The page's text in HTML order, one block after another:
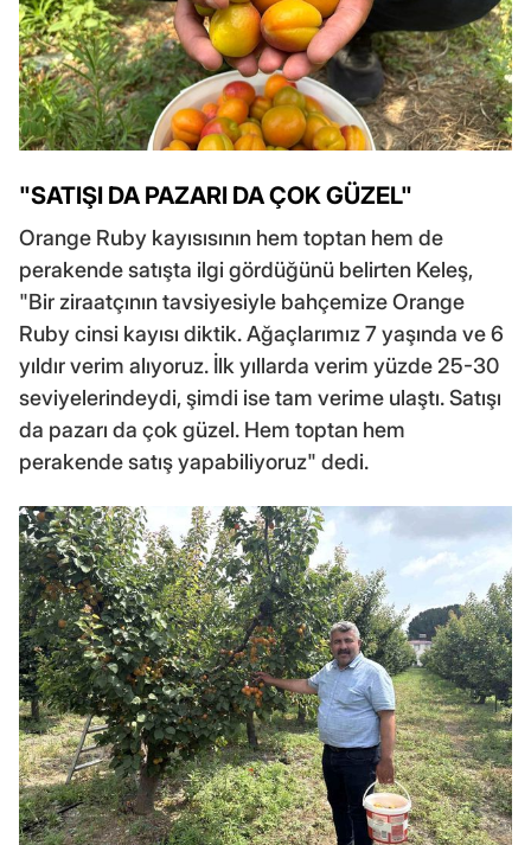
"SATIŞI DA PAZARI DA ÇOK GÜZEL"
Orange Ruby kayısısının hem toptan hem de
perakende satışta ilgi gördüğünü belirten Keleş,
"Bir ziraatçının tavsiyesiyle bahçemize Orange
Ruby cinsi kayısı diktik. Ağaçlarımız 7 yaşında ve 6
yıldır verim alıyoruz. İlk yıllarda verim yüzde 25-30
seviyelerindeydi, şimdi ise tam verime ulaştı. Satışı
da pazarı da çok güzel. Hem toptan hem
perakende satış yapabiliyoruz" dedi.